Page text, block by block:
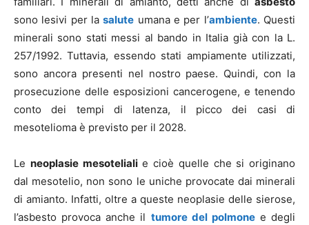
sono lesivi per lasalute umana e per l’ambiente. Questi
minerali sono stati messi al bando in Italia già con la L.
257/1992. Tuttavia, essendo stati ampiamente utilizzati,
sono ancora presenti nel nostro paese. Quindi, con la
prosecuzione delle esposizioni cancerogene, e tenendo
conto dei tempi di latenza, il picco dei casi di
mesotelioma è previsto per il 2028.
Le neoplasie mesotelialie cioè quelle che si originano
dal mesotelio, non sono le uniche provocate dai minerali
di amianto. Infatti, oltre a queste neoplasie delle sierose,
l’asbesto provoca anche il tumore del polmonee degli